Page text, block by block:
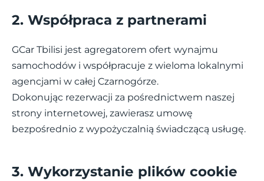
2. Współpraca z partnerami
GCar Tbilisi jest agregatorem ofert wynajmu
samochodów i współpracuje z wieloma lokalnymi
agencjami w całej Czarnogórze.
Dokonując rezerwacji za pośrednictwem naszej
strony internetowej, zawierasz umowę
bezpośrednio z wypożyczalnią świadczącą usługę.
3. Wykorzystanie plików cookie